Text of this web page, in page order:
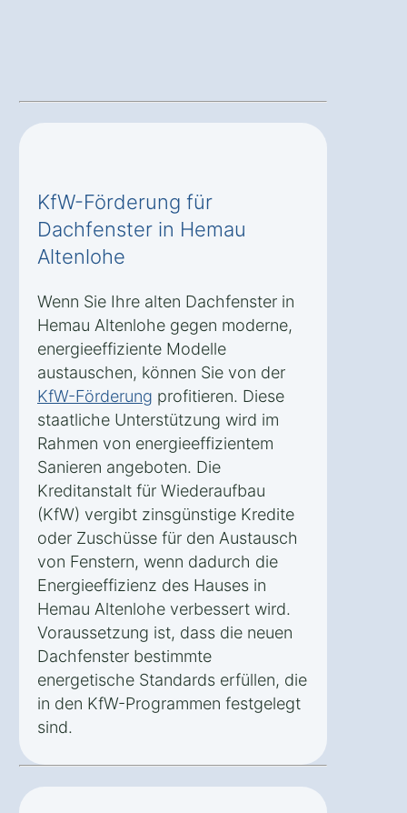
KfW-Förderung für
Dachfenster in Hemau
Altenlohe
Wenn Sie Ihre alten Dachfenster in
Hemau Altenlohe gegen moderne,
energieeffiziente Modelle
austauschen, können Sie von der
KfW-Förderung profitieren. Diese
staatliche Unterstützung wird im
Rahmen von energieeffizientem
Sanieren angeboten. Die
Kreditanstalt für Wiederaufbau
(KfW) vergibt zinsgünstige Kredite
oder Zuschüsse für den Austausch
von Fenstern, wenn dadurch die
Energieeffizienz des Hauses in
Hemau Altenlohe verbessert wird.
Voraussetzung ist, dass die neuen
Dachfenster bestimmte
energetische Standards erfüllen, die
in den KfW-Programmen festgelegt
sind.